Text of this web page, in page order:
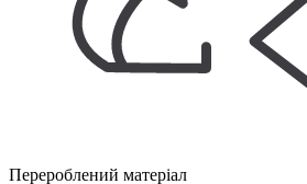
Перероблений матеріал